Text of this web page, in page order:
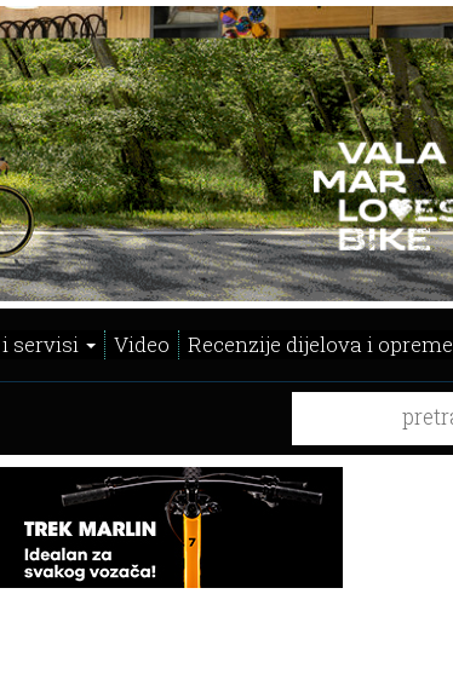
servisi Video Recenzije dijelova i opreme